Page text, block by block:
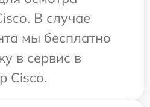
В случае
мы бесплатно
в сервис в
Cisco.